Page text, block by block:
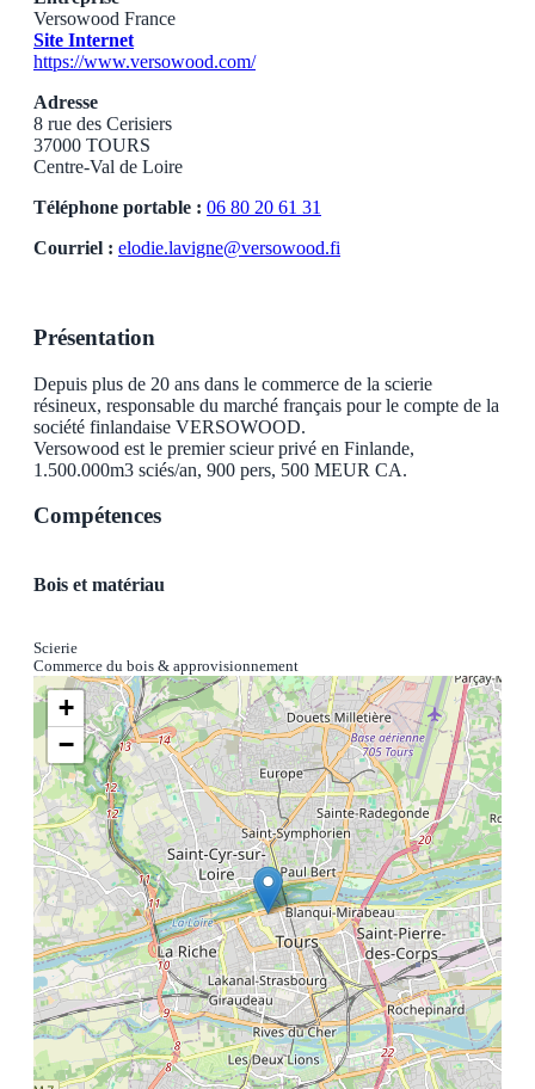
Versowood France
Site Internet
https://www.versowood.com/
Adresse
8 rue des Cerisiers
37000 TOURS
Centre-Val de Loire
Téléphone portable : 06 80 20 61 31
Courriel : elodie.lavigne@versowood.fi
Présentation
Depuis plus de 20 ans dans le commerce de la scierie
résineux, responsable du marché français pour le compte de la
société finlandaise VERSOWOOD.
Versowood est le premier scieur privé en Finlande,
1.500.000m3 sciés/an, 900 pers, 500 MEUR CA.
Compétences
Bois et matériau
Scierie
Commerce du bois & approvisionnement
+
−